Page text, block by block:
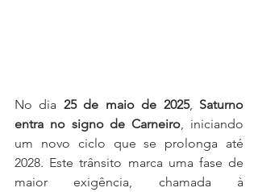
No dia 25 de maio de 2025, Saturno
entra no signo de Carneiro, iniciando
um novo ciclo que se prolonga até
2028. Este trânsito marca uma fase de
maior exigência, chamada à